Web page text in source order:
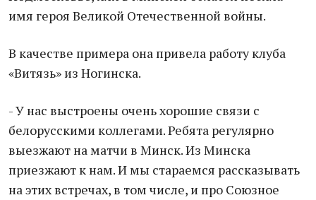
имя героя Великой Отечественной войны.
В качестве примера она привела работу клуба
«Витязь» из Ногинска.
- У нас выстроены очень хорошие связи с
белорусскими коллегами. Ребята регулярно
выезжают на матчи в Минск. Из Минска
приезжают к нам. И мы стараемся рассказывать
на этих встречах, в том числе, и про Союзное